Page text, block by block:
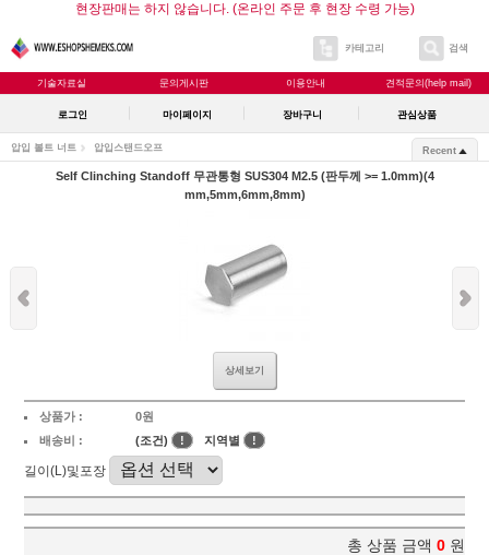
현장판매는 하지 않습니다. (온라인 주문 후 현장 수령 가능)
카테고리 검색
기술자료실 문의게시판 이용안내 견적문의(help mail)
로그인 마이페이지 장바구니 관심상품
압입 볼트 너트 압입스탠드오프 Recent
Self Clinching Standoff 무관통형 SUS304 M2.5 (판두께 >= 1.0mm)(4
mm,5mm,6mm,8mm)
상세보기
상품가 :
0원
배송비 :
(조건) ! 지역별 !
길이(L)및포장
총 상품 금액 0 원